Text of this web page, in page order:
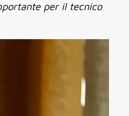
per il tecnico